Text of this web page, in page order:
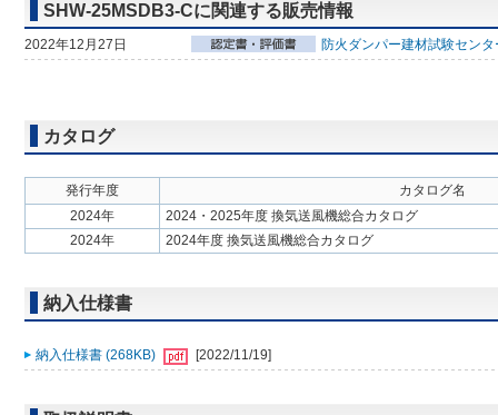
SHW-25MSDB3-Cに関連する販売情報
2022年12月27日 防火ダンパー建材試験セン
カタログ
発行年度
カタログ名
2024年
2024・2025年度 換気送風機総合カタログ
2024年
2024年度 換気送風機総合カタログ
納入仕様書
納入仕様書 (268KB) [2022/11/19]